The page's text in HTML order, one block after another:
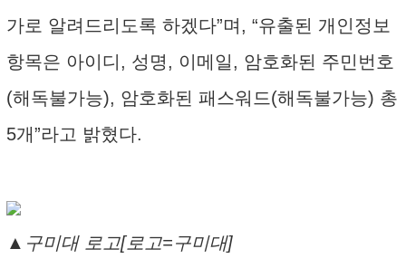
가로 알려드리도록 하겠다”며, “유출된 개인정보
항목은 아이디, 성명, 이메일, 암호화된 주민번호
(해독불가능), 암호화된 패스워드(해독불가능) 총
5개”라고 밝혔다.
▲구미대 로고[로고=구미대]